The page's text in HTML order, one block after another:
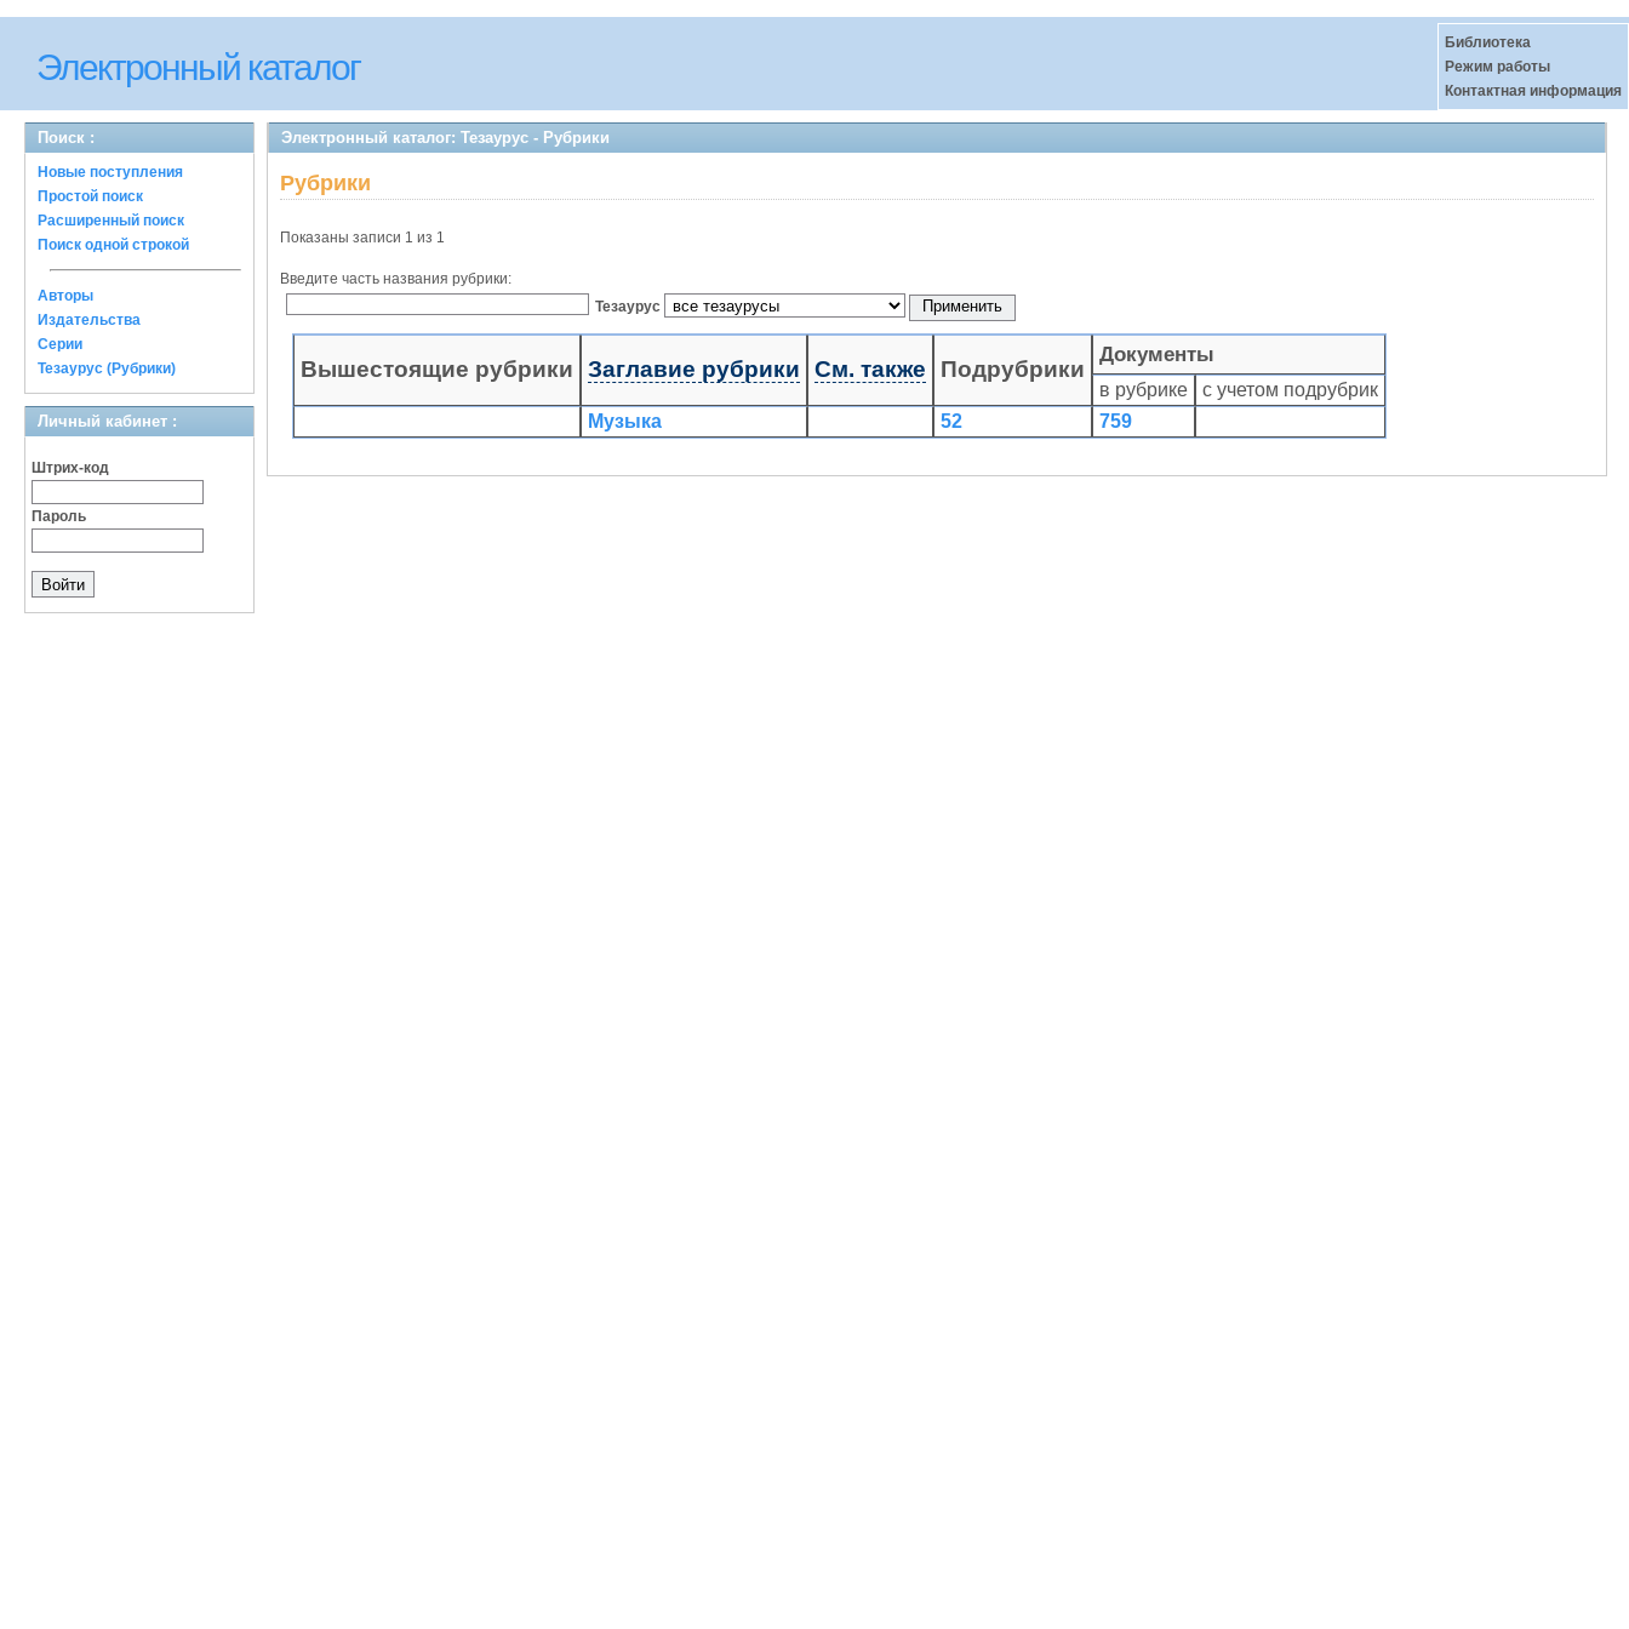
Электронный каталог
Библиотека
Режим работы
Контактная информация
Поиск :
Новые поступления
Простой поиск
Расширенный поиск
Поиск одной строкой
Авторы
Издательства
Серии
Тезаурус (Рубрики)
Личный кабинет :
Штрих-код
Пароль
Электронный каталог: Тезаурус - Рубрики
Рубрики
Показаны записи 1 из 1
Введите часть названия рубрики:
Тезаурус
Вышестоящие рубрики Заглавие рубрики См. также Подрубрики
Документы
в рубрике
с учетом подрубрик
Музыка
52 759